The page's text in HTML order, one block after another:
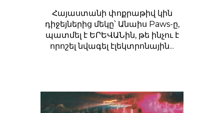
Հայաստանի փոքրաթիվ կին
դիջեյներից մեկը՝ Անաիս Paws-ը,
պատմել է ԵՐԵՎԱՆին, թե ինչու է
որոշել նվագել էլեկտրոնային...